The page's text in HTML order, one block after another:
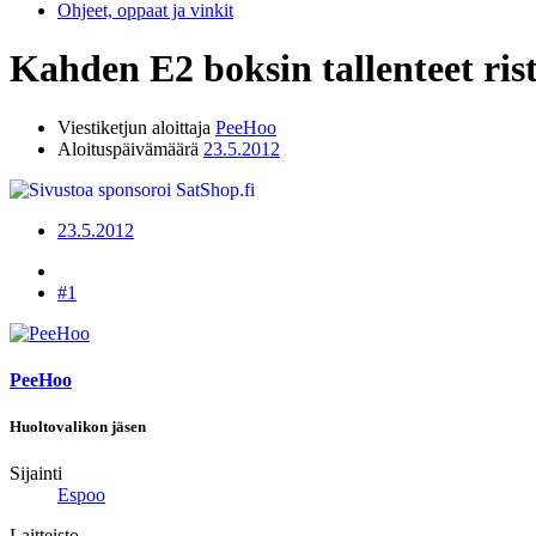
Ohjeet, oppaat ja vinkit
Kahden E2 boksin tallenteet
Viestiketjun aloittaja PeeHoo
Aloituspäivämäärä 23.5.2012
23.5.2012
#1
PeeHoo
Huoltovalikon jäsen
Sijainti
Espoo